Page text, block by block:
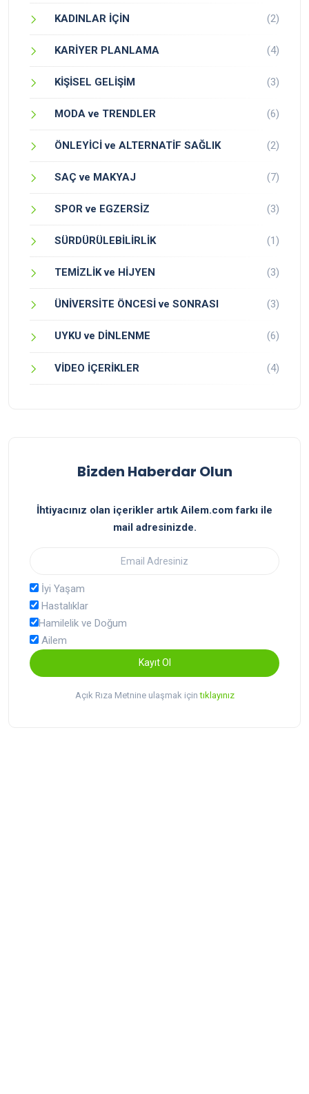
KADINLAR İÇİN (2)
KARİYER PLANLAMA (4)
KİŞİSEL GELİŞİM (3)
MODA ve TRENDLER (6)
ÖNLEYİCİ ve ALTERNATİF SAĞLIK (2)
SAÇ ve MAKYAJ (7)
SPOR ve EGZERSİZ (3)
SÜRDÜRÜLEBİLİRLİK (1)
TEMİZLİK ve HİJYEN (3)
ÜNİVERSİTE ÖNCESİ ve SONRASI (3)
UYKU ve DİNLENME (6)
VİDEO İÇERİKLER (4)
Bizden Haberdar Olun
İhtiyacınız olan içerikler artık Ailem.com farkı ile
mail adresinizde.
İyi Yaşam
Hastalıklar
Hamilelik ve Doğum
Ailem
Kayıt Ol
Açık Rıza Metnine ulaşmak içintıklayınız